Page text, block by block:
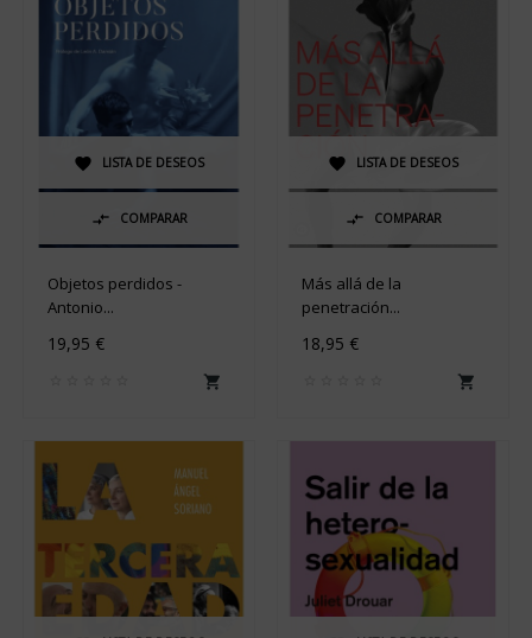
 LISTA DE DESEOS
 COMPARAR
Objetos perdidos -
Antonio...
19,95 €

 LISTA DE DESEOS
 COMPARAR
Más allá de la
penetración...
18,95 €
